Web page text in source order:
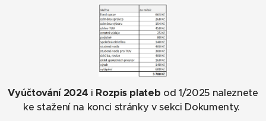
Vyúčtování 2024 i Rozpis plateb od 1/2025 naleznete
ke stažení na konci stránky v sekci Dokumenty.